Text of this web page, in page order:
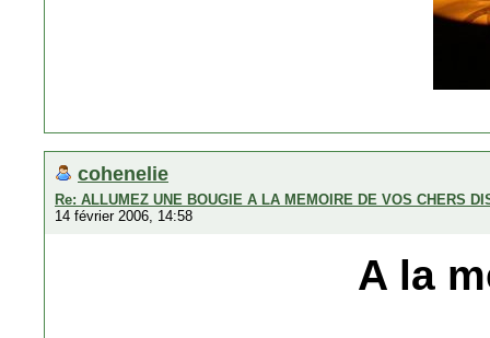
cohenelie
Re: ALLUMEZ UNE BOUGIE A LA MEMOIRE DE VOS CHERS
14 février 2006, 14:58
A la